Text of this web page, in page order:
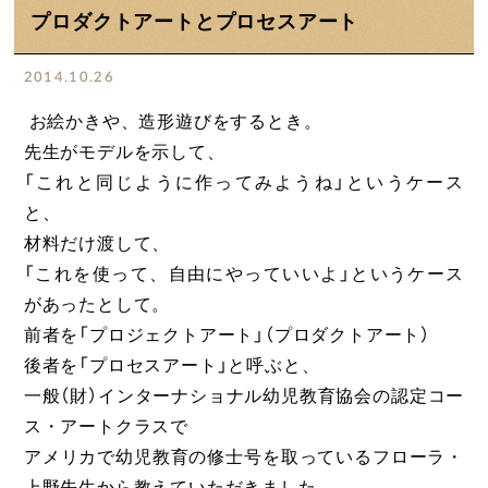
プロダクトアートとプロセスアート
2014.10.26
お絵かきや、造形遊びをするとき。
先生がモデルを示して、
「これと同じように作ってみようね」というケース
と、
材料だけ渡して、
「これを使って、自由にやっていいよ」というケース
があったとして。
前者を「プロジェクトアート」（プロダクトアート）
後者を「プロセスアート」と呼ぶと、
一般（財）インターナショナル幼児教育協会の認定コー
ス・アートクラスで
アメリカで幼児教育の修士号を取っているフローラ・